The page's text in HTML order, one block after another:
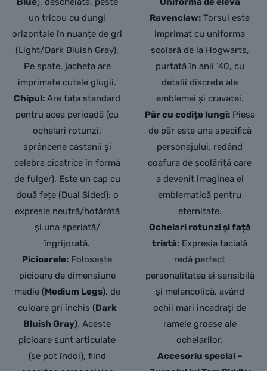
un tricou cu dungi
orizontale în nuanțe de gri
(Light/Dark Bluish Gray).
Pe spate, jacheta are
imprimate cutele glugii.
Chipul: Are fața standard
pentru acea perioadă (cu
ochelari rotunzi,
sprâncene castanii și
celebra cicatrice în formă
de fulger). Este un cap cu
două fețe (Dual Sided): o
expresie neutră/hotărâtă
și una speriată/
îngrijorată.
Picioarele: Folosește
picioare de dimensiune
medie (Medium Legs), de
culoare gri închis (Dark
Bluish Gray). Aceste
picioare sunt articulate
(se pot îndoi), fiind
Ravenclaw: Torsul este
imprimat cu uniforma
școlară de la Hogwarts,
purtată în anii ’40, cu
detalii discrete ale
emblemei și cravatei.
Păr cu codițe lungi:Piesa
de păr este una specifică
personajului, redând
coafura de școlăriță care
a devenit imaginea ei
emblematică pentru
eternitate.
Ochelari rotunzi și față
tristă: Expresia facială
redă perfect
personalitatea ei sensibilă
și melancolică, având
ochii mari încadrați de
ramele groase ale
ochelarilor.
Accesoriu special –